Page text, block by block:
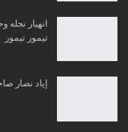
انهيار
تيمور تيمور
إياد نصار